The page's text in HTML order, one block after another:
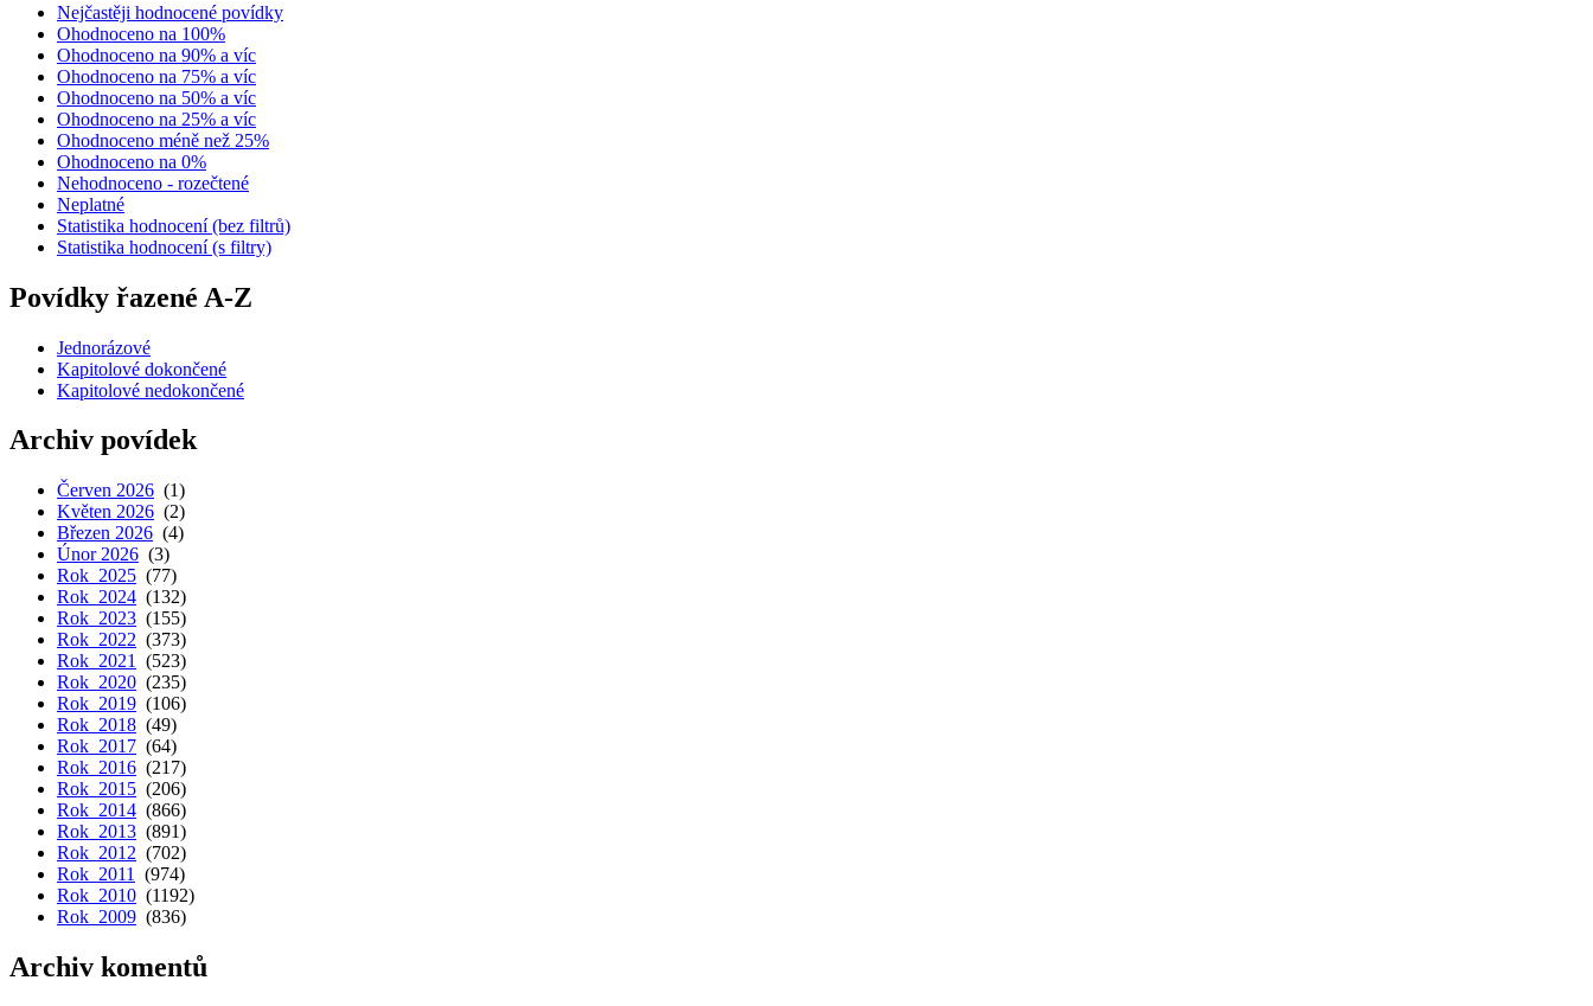
Nejčastěji hodnocené povídky
Ohodnoceno na 100%
Ohodnoceno na 90% a víc
Ohodnoceno na 75% a víc
Ohodnoceno na 50% a víc
Ohodnoceno na 25% a víc
Ohodnoceno méně než 25%
Ohodnoceno na 0%
Nehodnoceno - rozečtené
Neplatné
Statistika hodnocení (bez filtrů)
Statistika hodnocení (s filtry)
Povídky řazené A-Z
Jednorázové
Kapitolové dokončené
Kapitolové nedokončené
Archiv povídek
Červen 2026 (1)
Květen 2026 (2)
Březen 2026 (4)
Únor 2026 (3)
Rok 2025 (77)
Rok 2024 (132)
Rok 2023 (155)
Rok 2022 (373)
Rok 2021
(523)
Rok 2020 (235)
Rok 2019 (106)
Rok 2018 (49)
Rok 2017 (64)
Rok 2016 (217)
Rok 2015 (206)
Rok 2014 (866)
Rok 2013 (891)
Rok 2012 (702)
Rok 2011
(974)
Rok 2010 (1192)
Rok 2009 (836)
Archiv komentů